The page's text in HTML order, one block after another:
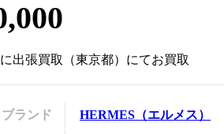
に出張買取 （東京都）にてお買取
ブランド HERMES （エルメス）